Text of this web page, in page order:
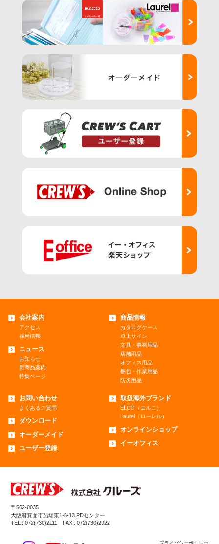
会社案内
アクセス
採用情報
ニュース
お知らせ
新商品案内
特集ページ
商品情報
カタログケース
卓上サイン
文具・事務用品
店舗用品
オフィス用品
梱包・作業用品
防災用品
お問い合わせ
よくあるご質問
ダウンロード
オーダーメイド
ユーザー登録
取扱海外ブランド
ELCO（エルコ）
Laurel（ローレル）
オンラインショップ
イーオフィス
〒562-0035
大阪府箕面市船場東1-5-13 PDセンター
TEL : 072(730)2111 FAX : 072(730)2922
プライバシーポリシー